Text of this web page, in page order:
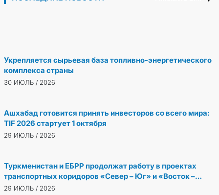
1 АВГУСТ / 2026
Туркменистана принял участие в совещании
Укрепляется сырьевая база топливно-энергетического
комплекса страны
30 ИЮЛЬ / 2026
Ашхабад готовится принять инвесторов со всего мира:
TIF 2026 стартует 1 октября
29 ИЮЛЬ / 2026
Туркменистан и ЕБРР продолжат работу в проектах
транспортных коридоров «Север – Юг» и «Восток –
Запад»
29 ИЮЛЬ / 2026